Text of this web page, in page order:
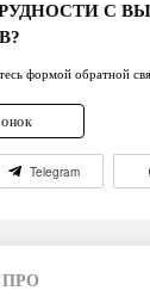
С
формой обратной
Telegram
ПРО